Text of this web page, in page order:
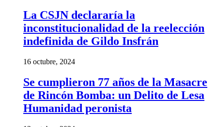
La CSJN declararía la
inconstitucionalidad de la reelección
indefinida de Gildo Insfrán
16 octubre, 2024
Se cumplieron 77 años de la Masacre
de Rincón Bomba: un Delito de Lesa
Humanidad peronista